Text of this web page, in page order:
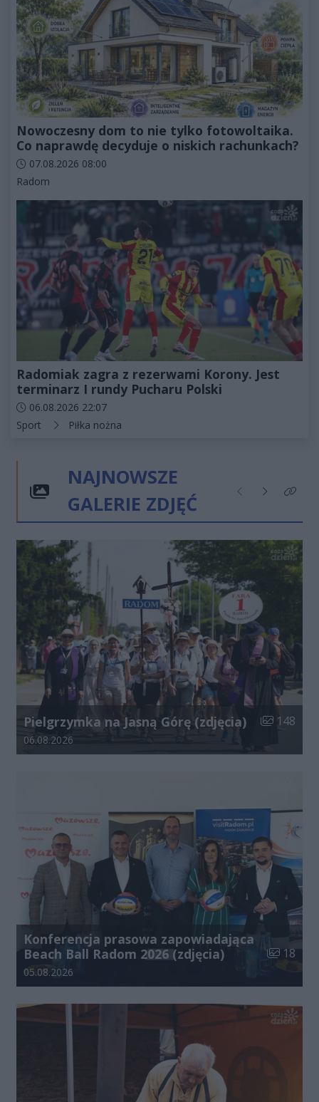
Nowoczesny dom to nie tylko fotowoltaika.
Co naprawdę decyduje o niskich rachunkach?
Data dodania artykułu:
07.08.2026 08:00
Kategorie artykułu:
Radom
Radomiak zagra z rezerwami Korony. Jest
terminarz I rundy Pucharu Polski
Data dodania artykułu:
06.08.2026 22:07
Kategorie artykułu:
Sport Piłka nożna
NAJNOWSZE
GALERIE ZDJĘĆ
Poprzednie
NastępneKliknij
Pielgrzymka na Jasną Górę (zdjęcia) Liczba
148
Data dodania galerii:
06.08.2026
Konferencja prasowa zapowiadająca
Beach Ball Radom 2026 (zdjęcia)
Liczba
18
Data dodania galerii:
05.08.2026